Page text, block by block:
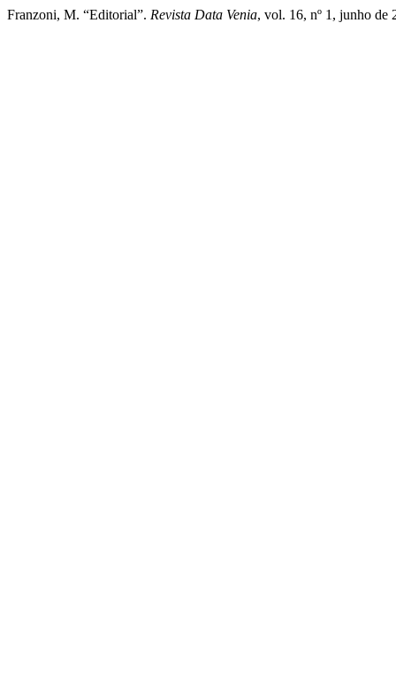
Franzoni, M. “Editorial”. Revista Data Venia, vol. 16, nº 1, junho de